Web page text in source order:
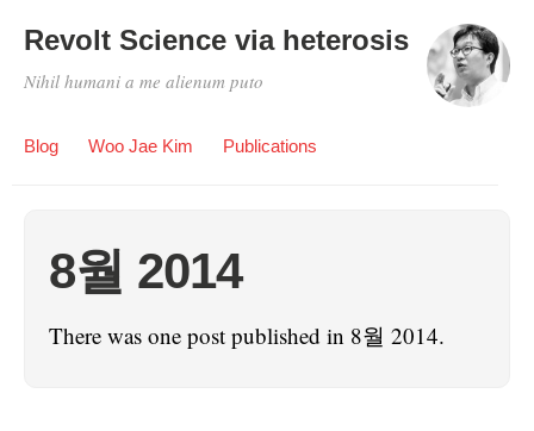
Revolt Science via heterosis
Nihil humani a me alienum puto
Blog Woo Jae Kim Publications
8월 2014
There was one post published in 8월 2014.